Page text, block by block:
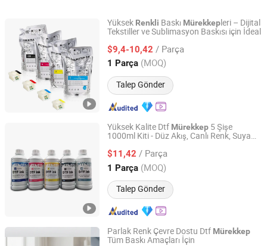
L3115 L3116 L3117
L3118 Yazıcı için nedir?
nedir?
nedir?
Yüksek Renkli Baskı Mürekkepleri – Dijital
Tekstiller ve Sublimasyon Baskısı için İdeal
$9,4-10,42 / Parça
1 Parça (MOQ)
Talep Gönder
Suntek Print Company Limited
Guangdong, China Fiyat 2015
Yüksek Kalite Dtf Mürekkep 5 Şişe
1000ml Kiti - Düz Akış, Canlı Renk, Suya
$11,42 / Parça
1 Parça (MOQ)
Talep Gönder
Suntek Print Company Limited
Guangdong, China Fiyat 2015
Parlak Renk Çevre Dostu Dtf Mürekkep
Tüm Baskı Amaçları İçin